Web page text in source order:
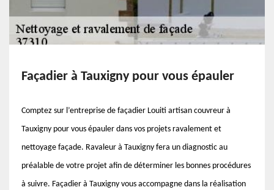
Façadier à Tauxigny pour vous épauler
Comptez sur l’entreprise de façadier Louiti artisan couvreur à
Tauxigny pour vous épauler dans vos projets ravalement et
nettoyage façade. Ravaleur à Tauxigny fera un diagnostic au
préalable de votre projet afin de déterminer les bonnes procédures
à suivre. Façadier à Tauxigny vous accompagne dans la réalisation